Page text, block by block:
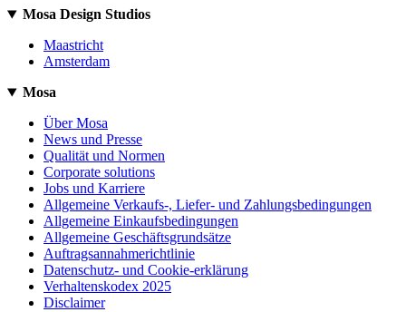
Mosa Design Studios
Maastricht
Amsterdam
Mosa
Über Mosa
News und Presse
Qualität und Normen
Corporate solutions
Jobs und Karriere
Allgemeine Verkaufs-, Liefer- und Zahlungsbedingungen
Allgemeine Einkaufsbedingungen
Allgemeine Geschäftsgrundsätze
Auftragsannahmerichtlinie
Datenschutz- und Cookie-erklärung
Verhaltenskodex 2025
Disclaimer